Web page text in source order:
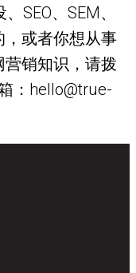
SEO、SEM、
或者你想从事
销知识，请拨
：hello@true-